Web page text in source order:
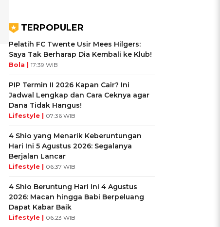
TERPOPULER
Pelatih FC Twente Usir Mees Hilgers:
Saya Tak Berharap Dia Kembali ke Klub!
Bola | 17:39 WIB
PIP Termin II 2026 Kapan Cair? Ini
Jadwal Lengkap dan Cara Ceknya agar
Dana Tidak Hangus!
Lifestyle | 07:36 WIB
4 Shio yang Menarik Keberuntungan
Hari Ini 5 Agustus 2026: Segalanya
Berjalan Lancar
Lifestyle | 06:37 WIB
4 Shio Beruntung Hari Ini 4 Agustus
2026: Macan hingga Babi Berpeluang
Dapat Kabar Baik
Lifestyle | 06:23 WIB